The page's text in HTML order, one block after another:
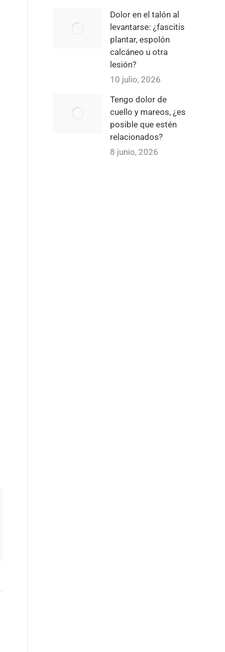
Dolor en el talón al
levantarse: ¿fascitis
plantar, espolón
calcáneo u otra
lesión?
10 julio, 2026
Tengo dolor de
cuello y mareos, ¿es
posible que estén
relacionados?
8 junio, 2026